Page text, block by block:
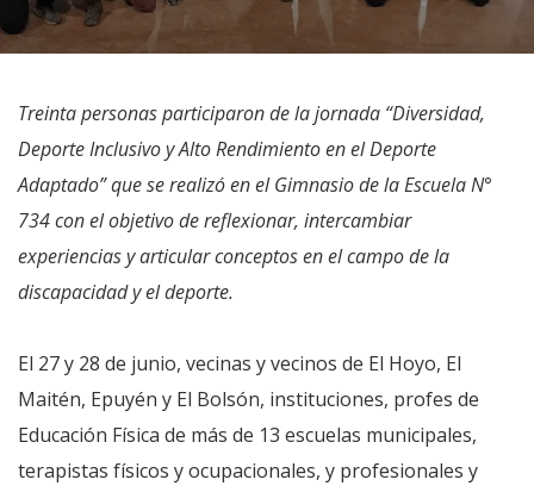
Treinta personas participaron de la jornada “Diversidad,
Deporte Inclusivo y Alto Rendimiento en el Deporte
Adaptado” que se realizó en el Gimnasio de la Escuela N°
734 con el objetivo de reflexionar, intercambiar
experiencias y articular conceptos en el campo de la
discapacidad y el deporte.
El 27 y 28 de junio, vecinas y vecinos de El Hoyo, El
Maitén, Epuyén y El Bolsón, instituciones, profes de
Educación Física de más de 13 escuelas municipales,
terapistas físicos y ocupacionales, y profesionales y